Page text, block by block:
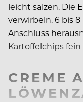
leicht salzen. Die
verwirbeln. 6 bis
Anschluss
Kartoffelchips
CREME